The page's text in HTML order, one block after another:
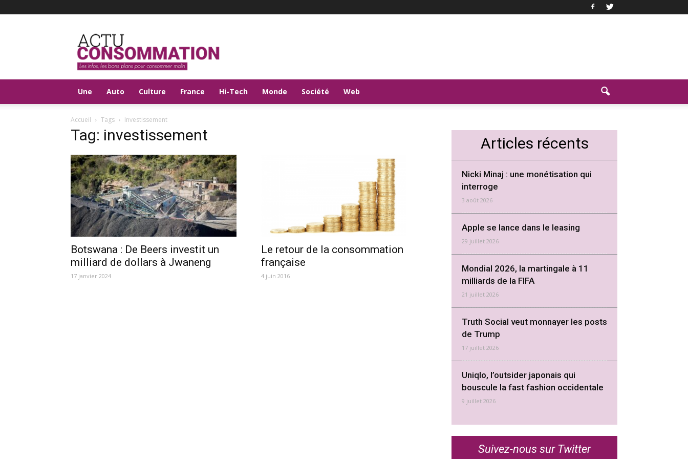
Actu
Consommation
Une Auto Culture France Hi-Tech Monde Société Web
Accueil Tags Investissement
Tag: investissement
Botswana : De Beers investit un
milliard de dollars à Jwaneng
17 janvier 2024
Le retour de la consommation
française
4 juin 2016
Articles récents
Nicki Minaj : une monétisation qui
interroge
3 août 2026
Apple se lance dans le leasing
29 juillet 2026
Mondial 2026, la martingale à 11
milliards de la FIFA
21 juillet 2026
Truth Social veut monnayer les posts
de Trump
17 juillet 2026
Uniqlo, l’outsider japonais qui
bouscule la fast fashion occidentale
9 juillet 2026
Suivez-nous sur Twitter